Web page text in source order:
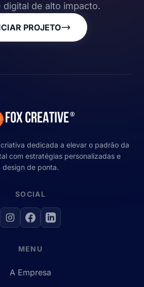
digital de alto impacto.
PROJETO
dedicada a elevar o padrão da
com estratégias personalizadas e
design de ponta.
SOCIAL
MENU
A Empresa